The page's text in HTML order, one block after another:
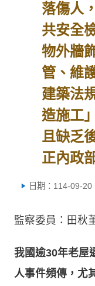
落傷人
共安全
物外牆
管、維
建築法
造施工
且缺乏
正內政
日期：114-09-20
監察委員：田秋
我國逾30年老屋
人事件頻傳，尤